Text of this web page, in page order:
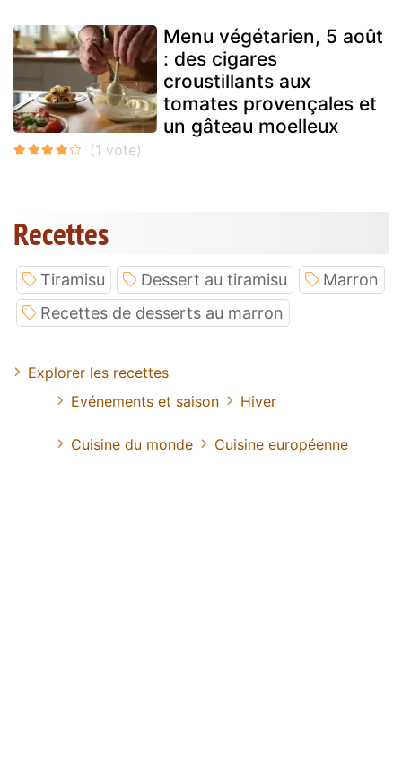
Menu végétarien, 5 août
: des cigares
croustillants aux
tomates provençales et
un gâteau moelleux
Recettes
Tiramisu Dessert au tiramisu
Marron
Recettes de desserts au marron
Explorer les recettes
Evénements et saison
Hiver
Cuisine du monde Cuisine européenne